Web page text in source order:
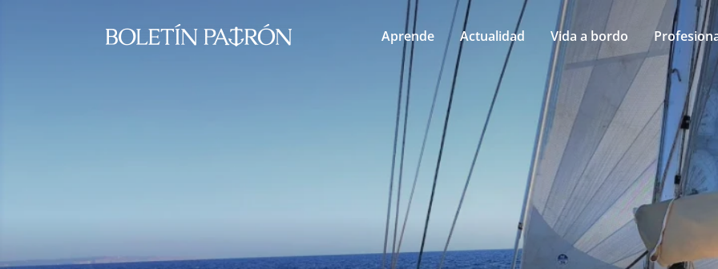
Aprende Actualidad Vida a bordo